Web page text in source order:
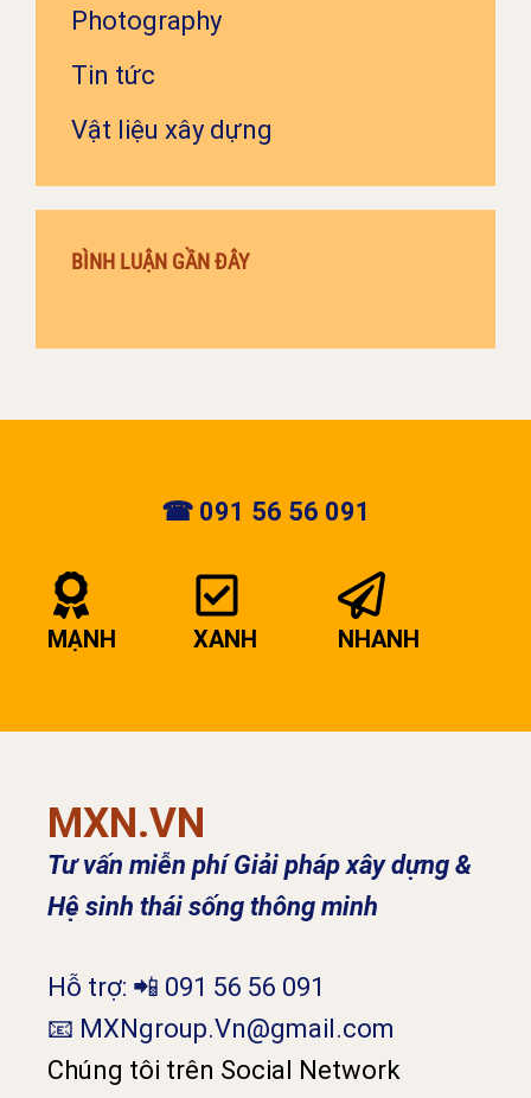
Photography
Tin tức
Vật liệu xây dựng
BÌNH LUẬN GẦN ĐÂY
☎ 091 56 56 091
MẠNH XANH NHANH
MXN.VN
Tư vấn miễn phí Giải pháp xây dựng &
Hệ sinh thái sống thông minh
Hỗ trợ: 📲 091 56 56 091
📧 MXNgroup.Vn@gmail.com
Chúng tôi trên Social Network